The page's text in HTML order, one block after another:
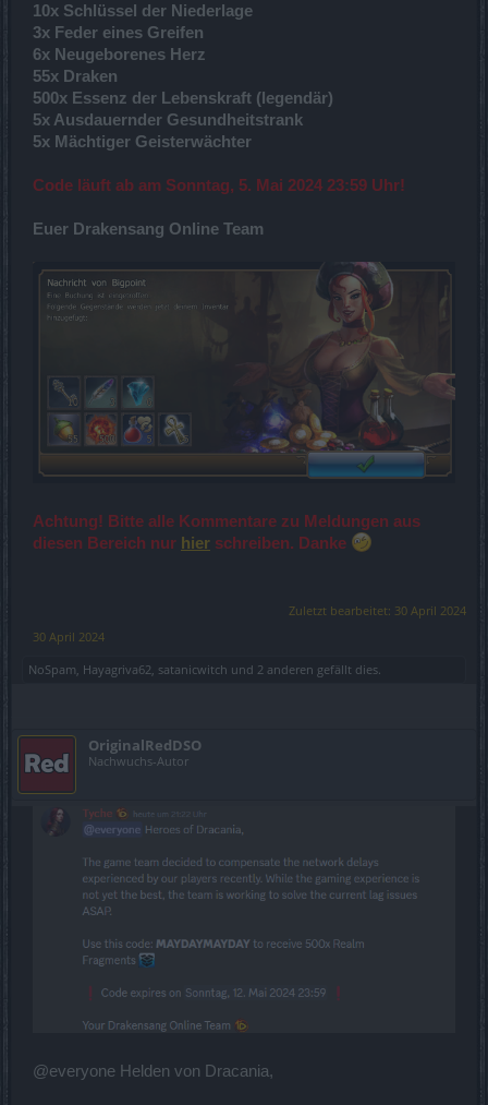
10x Schlüssel der Niederlage
3x Feder eines Greifen
6x Neugeborenes Herz
55x Draken
500x Essenz der Lebenskraft (legendär)
5x Ausdauernder Gesundheitstrank
5x Mächtiger Geisterwächter
Code läuft ab am Sonntag, 5. Mai 2024 23:59 Uhr!
Euer Drakensang Online Team
Achtung! Bitte alle Kommentare zu Meldungen aus
diesen Bereich nur hier schreiben. Danke
Zuletzt bearbeitet: 30 April 2024
30 April 2024
NoSpam, Hayagriva62, satanicwitch und 2 anderen gefällt dies.
OriginalRedDSO
Nachwuchs-Autor
@everyone Helden von Dracania,